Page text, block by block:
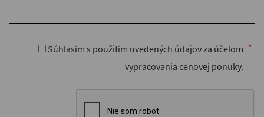
vypracovania cenovej ponuky.